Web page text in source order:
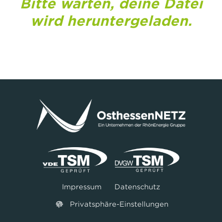
Bitte warten, deine Datei
wird heruntergeladen.
Impressum Datenschutz
Privatsphäre-Einstellungen